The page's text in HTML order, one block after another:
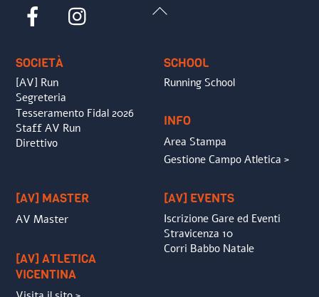
Back
Facebook
SOCIETÀ
[AV] Run
Segreteria
Tesseramento Fidal 2026
Staff AV Run
Direttivo
SCHOOL
Running School
INFO
Area Stampa
Gestione Campo Atletica >
[AV] MASTER
AV Master
[AV] ATLETICA
VICENTINA
[AV] EVENTS
Iscrizione Gare ed Eventi
Stravicenza 10
Corri Babbo Natale